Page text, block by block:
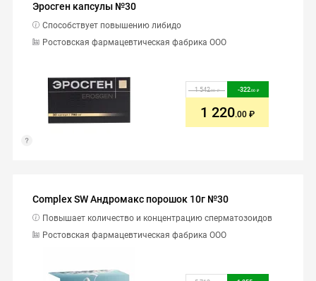
Эросген капсулы №30
Ростовская фармацевтическая фабрика ООО
Способствует повышению либидо
1 542.00 -322.00
1 220.00
Complex SW Андромакс порошок 10г №30
Ростовская фармацевтическая фабрика ООО
Повышает количество и концентрацию сперматозоидов